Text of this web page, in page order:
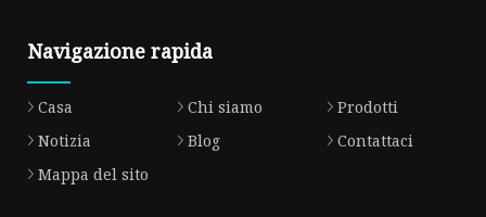
Navigazione rapida
Casa Chi siamo
Prodotti
Notizia
Blog
Contattaci
Mappa del sito